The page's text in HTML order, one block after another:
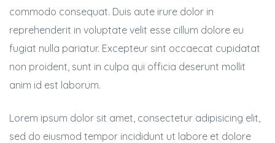
commodo consequat. Duis aute irure dolor in
reprehenderit in voluptate velit esse cillum dolore eu
fugiat nulla pariatur. Excepteur sint occaecat cupidatat
non proident, sunt in culpa qui officia deserunt mollit
anim id est laborum.
Lorem ipsum dolor sit amet, consectetur adipisicing elit,
sed do eiusmod tempor incididunt ut labore et dolore